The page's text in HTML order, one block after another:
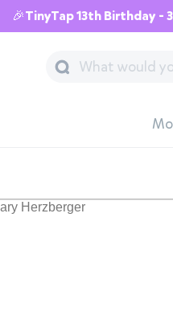
🎉TinyTap 13th Birthday -